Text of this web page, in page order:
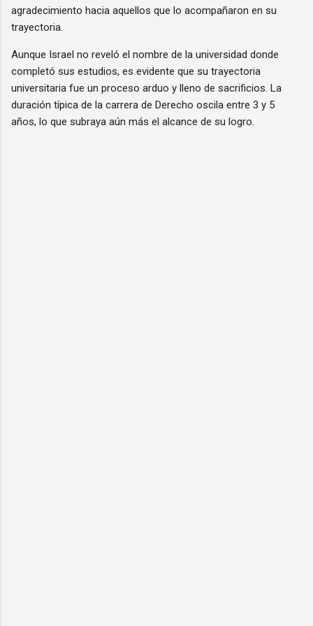
agradecimiento hacia aquellos que lo acompañaron en su
trayectoria.
Aunque Israel no reveló el nombre de la universidad donde
completó sus estudios, es evidente que su trayectoria
universitaria fue un proceso arduo y lleno de sacrificios. La
duración típica de la carrera de Derecho oscila entre 3 y 5
años, lo que subraya aún más el alcance de su logro.